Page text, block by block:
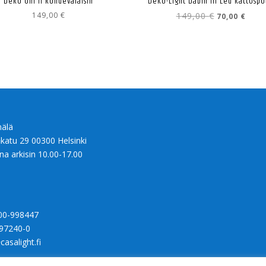
149,00 € 149,00€ Alkuperäinen
hinta
70,00 €
29 00300 Helsinki
arkisin 10.00-17.00
998447
0